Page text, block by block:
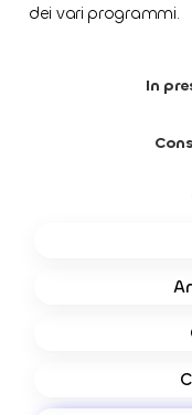
dei vari programmi.
In